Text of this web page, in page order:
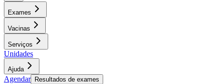
Exames
Vacinas
Serviços
Unidades
Ajuda
Agendar Resultados de exames